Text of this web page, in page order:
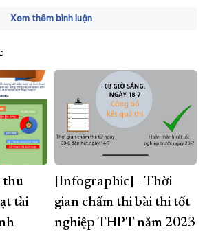
Xem thêm bình luận
thu
tài
[Infographic] - Thời
gian chấm thi bài thi tốt
nghiệp THPT năm 2023